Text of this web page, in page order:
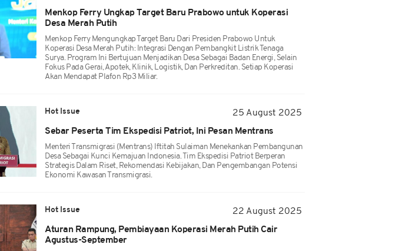
Menkop Ferry Ungkap Target Baru Prabowo untuk Koperasi
Desa Merah Putih
Menkop Ferry Mengungkap Target Baru Dari Presiden Prabowo Untuk
Koperasi Desa Merah Putih: Integrasi Dengan Pembangkit Listrik Tenaga
Surya. Program Ini Bertujuan Menjadikan Desa Sebagai Badan Energi, Selain
Fokus Pada Gerai, Apotek, Klinik, Logistik, Dan Perkreditan. Setiap Koperasi
Akan Mendapat Plafon Rp3 Miliar.
Hot Issue
25 August 2025
Sebar Peserta Tim Ekspedisi Patriot, Ini Pesan Mentrans
Menteri Transmigrasi (Mentrans) Iftitah Sulaiman Menekankan Pembangunan
Desa Sebagai Kunci Kemajuan Indonesia. Tim Ekspedisi Patriot Berperan
Strategis Dalam Riset, Rekomendasi Kebijakan, Dan Pengembangan Potensi
Ekonomi Kawasan Transmigrasi.
Hot Issue
22 August 2025
Aturan Rampung, Pembiayaan Koperasi Merah Putih Cair
Agustus-September